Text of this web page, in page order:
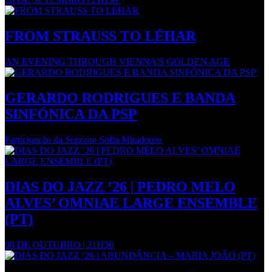
FROM STRAUSS TO LÉHAR
AN EVENING THROUGH VIENNA'S GOLDEN AGE
GERARDO RODRIGUES E BANDA
SINFÓNICA DA PSP
Participação da Soprano Sofia Miradouro
DIAS DO JAZZ ’26 | PEDRO MELO
ALVES’ OMNIAE LARGE ENSEMBLE
(PT)
08 DE OUTUBRO | 21H30